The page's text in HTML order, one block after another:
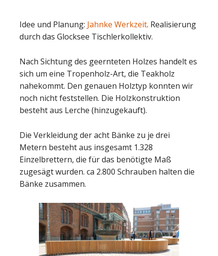
Idee und Planung: Jahnke Werkzeit. Realisierung
durch das Glocksee Tischlerkollektiv.
Nach Sichtung des geernteten Holzes handelt es
sich um eine Tropenholz-Art, die Teakholz
nahekommt. Den genauen Holztyp konnten wir
noch nicht feststellen. Die Holzkonstruktion
besteht aus Lerche (hinzugekauft).
Die Verkleidung der acht Bänke zu je drei
Metern besteht aus insgesamt 1.328
Einzelbrettern, die für das benötigte Maß
zugesägt wurden. ca 2.800 Schrauben halten die
Bänke zusammen.